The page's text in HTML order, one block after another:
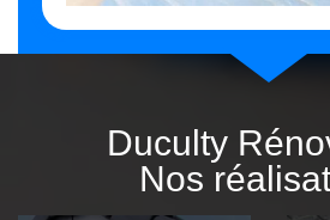
Duculty
Nos